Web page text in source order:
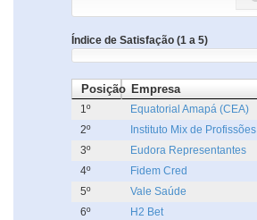
Índice de Satisfação (1 a 5)
Posição Empresa
1º Equatorial Amapá (CEA)
2º
Instituto Mix de Profissões
3º
Eudora Representantes
4º
Fidem Cred
5º
Vale Saúde
6º
H2 Bet